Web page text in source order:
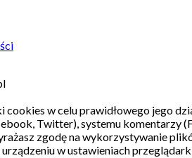
w celu prawidłowego jego
Twitter), systemu komentarzy
zgodę na wykorzystywanie
w ustawieniach